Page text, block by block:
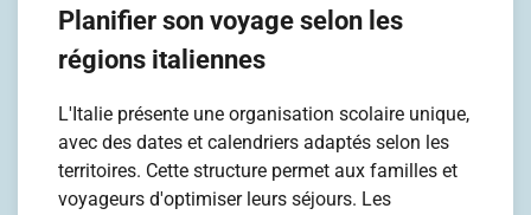
Planifier son voyage selon les
régions italiennes
L'Italie présente une organisation scolaire unique,
avec des dates et calendriers adaptés selon les
territoires. Cette structure permet aux familles et
voyageurs d'optimiser leurs séjours. Les